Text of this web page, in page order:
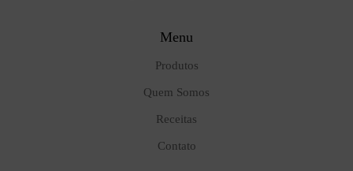
Menu
Produtos
Quem Somos
Receitas
Contato